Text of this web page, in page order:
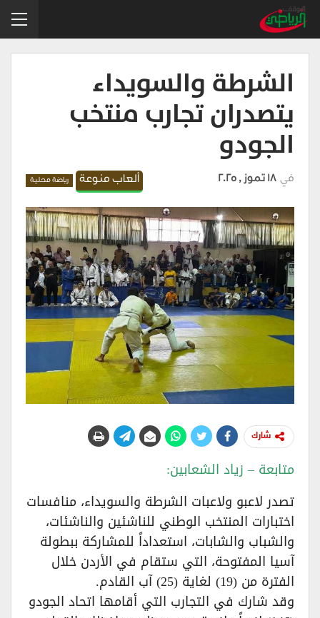
الشرطة والسويداء
يتصدران تجارب منتخب
الجودو
ألعاب منوعة رياضة محلية في 18 تموز , 2025
شارك
متابعة – زياد الشعابين:
تصدر لاعبو ولاعبات الشرطة والسويداء، منافسات
اختبارات المنتخب الوطني للناشئين والناشئات،
والشباب والشابات، استعداداً للمشاركة ببطولة
آسيا المفتوحة، التي ستقام في الأردن خلال
الفترة من (19) لغاية (25) آب القادم.
وقد شارك في التجارب التي أقامها اتحاد الجودو